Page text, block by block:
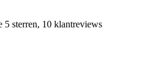
5 sterren, 10 klantreviews